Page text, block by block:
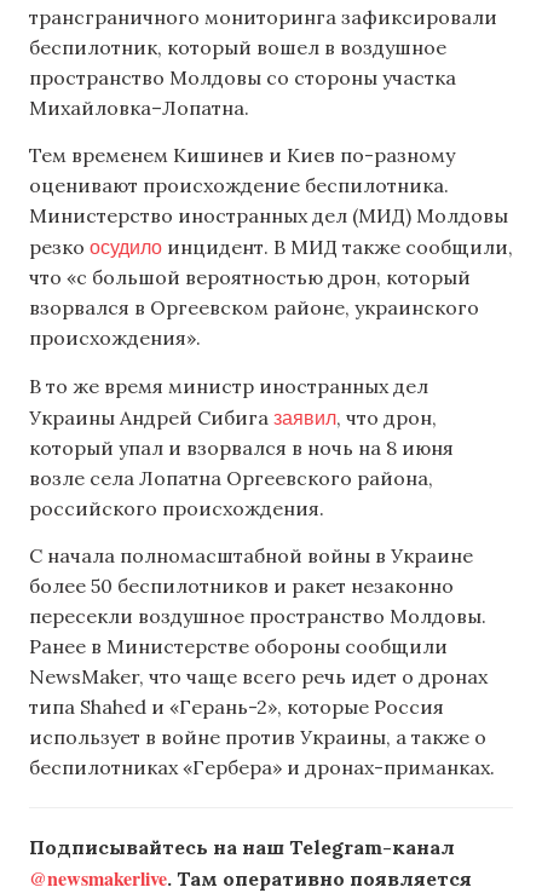
трансграничного мониторинга зафиксировали
беспилотник, который вошел в воздушное
пространство Молдовы со стороны участка
Михайловка–Лопатна.
Тем временем Кишинев и Киев по-разному
оценивают происхождение беспилотника.
Министерство иностранных дел (МИД) Молдовы
резко осудило инцидент. В МИД также сообщили,
что «с большой вероятностью дрон, который
взорвался в Оргеевском районе, украинского
происхождения».
В то же время министр иностранных дел
Украины Андрей Сибига заявил, что дрон,
который упал и взорвался в ночь на 8 июня
возле села Лопатна Оргеевского района,
российского происхождения.
С начала полномасштабной войны в Украине
более 50 беспилотников и ракет незаконно
пересекли воздушное пространство Молдовы.
Ранее в Министерстве обороны сообщили
NewsMaker, что чаще всего речь идет о дронах
типа Shahed и «Герань-2», которые Россия
использует в войне против Украины, а также о
беспилотниках «Гербера» и дронах-приманках.
Подписывайтесь на наш Telegram-канал
@newsmakerlive. Там оперативно появляется